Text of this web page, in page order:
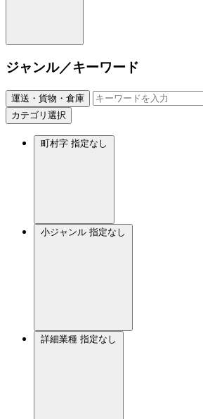
ジャンル／キーワード
運送・貨物・倉庫
カテゴリ選択
町村字 指定なし
小ジャンル 指定なし
詳細業種 指定なし